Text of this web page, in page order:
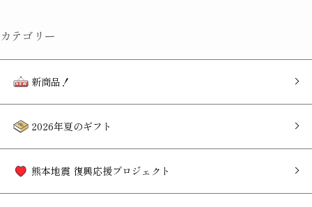
カテゴリー
新商品！
2026年夏のギフト
熊本地震 復興応援プロジェクト